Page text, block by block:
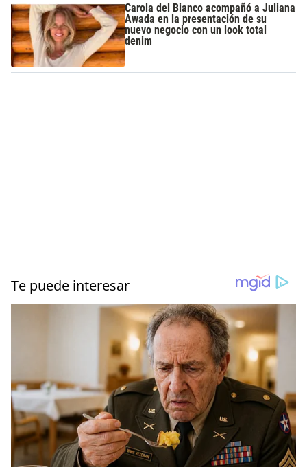
Carola del Bianco acompañó a Juliana
Awada en la presentación de su
nuevo negocio con un look total
denim